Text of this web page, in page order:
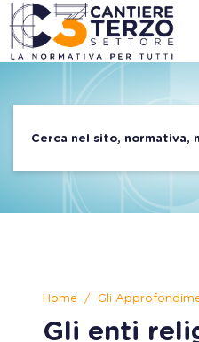
Home Gli
Gli enti